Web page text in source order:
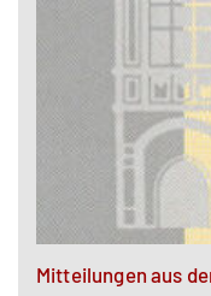
Mitteilungen aus